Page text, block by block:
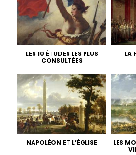
LES 10 ÉTUDES LES PLUS
CONSULTÉES
LA
NAPOLÉON ET L’ÉGLISE
LES